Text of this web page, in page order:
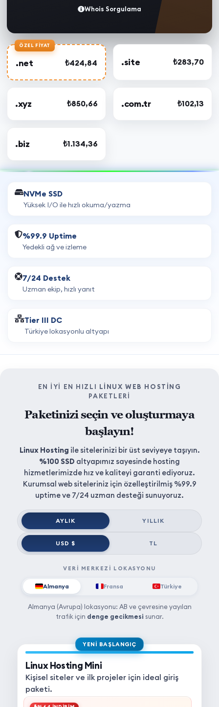
Whois Sorgulama
ÖZEL FIYAT
.net ₺424,84 .site ₺283,70
.xyz ₺850,66 .com.tr ₺102,13
.biz ₺1.134,36
NVMe SSD
Yüksek I/O ile hızlı okuma/yazma
%99.9 Uptime
Yedekli ağ ve izleme
7/24 Destek
Uzman ekip, hızlı yanıt
Tier III DC
Türkiye lokasyonlu altyapı
EN IYI EN HIZLI LINUX WEB HOSTING
PAKETLERI
Paketinizi seçin ve oluşturmaya
başlayın!
Linux Hosting ile sitelerinizi bir üst seviyeye taşıyın.
%100 SSD altyapımız sayesinde hosting
hizmetlerimizde hız ve kaliteyi garanti ediyoruz.
Kurumsal web siteleriniz için özelleştirilmiş %99.9
uptime ve 7/24 uzman desteği sunuyoruz.
AYLIK YILLIK
USD $ TL
VERI MERKEZI LOKASYONU
Almanya Fransa Türkiye
Almanya (Avrupa) lokasyonu: AB ve çevresine yayılan
trafik için denge gecikmesi sunar.
YENI BAŞLANGIÇ
Linux Hosting Mini
Kişisel siteler ve ilk projeler için ideal giriş
paketi.